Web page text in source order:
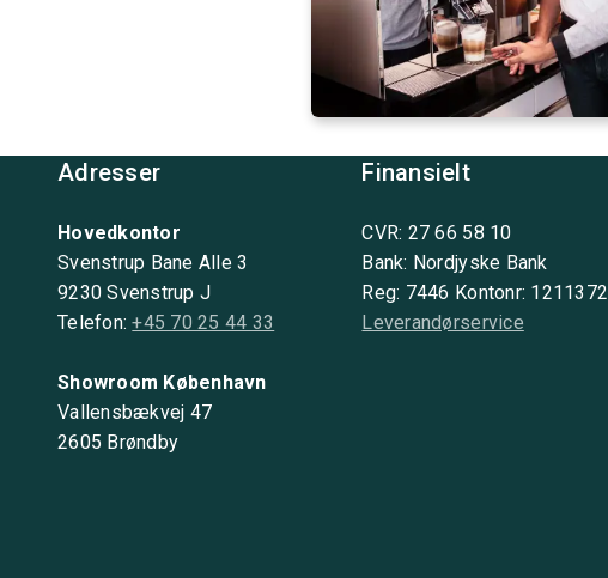
Adresser
Hovedkontor
Svenstrup Bane Alle 3
9230 Svenstrup J
Telefon:+45 70 25 44 33
Showroom København
Vallensbækvej 47
2605 Brøndby
Finansielt
CVR: 27 66 58 10
Bank: Nordjyske Bank
Reg: 7446 Kontonr: 1211372
Leverandørservice